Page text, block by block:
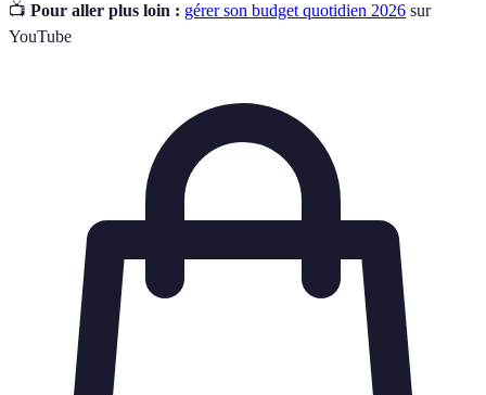
📺 Pour aller plus loin : gérer son budget quotidien 2026 sur
YouTube